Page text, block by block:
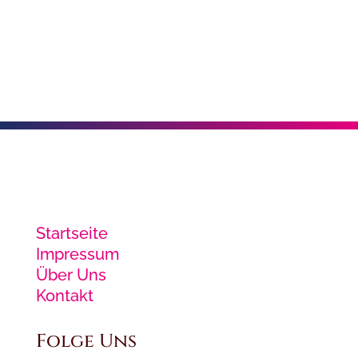
Startseite
Impressum
Über Uns
Kontakt
Folge Uns